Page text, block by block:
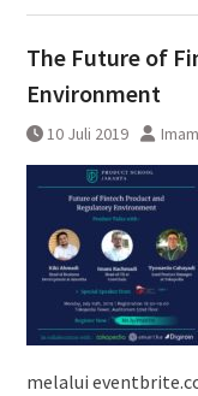
The Future of
Environment
10 Juli 2019
melalui